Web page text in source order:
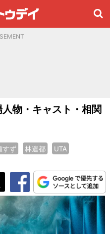
物・キャスト・相関
すず 林遣都
UTA